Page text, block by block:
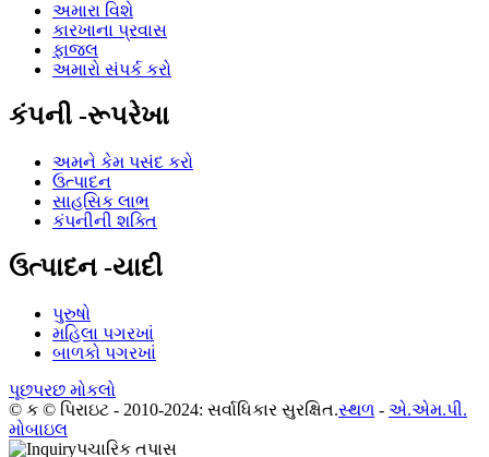
અમારા વિશે
કારખાના પ્રવાસ
ફાજલ
અમારો સંપર્ક કરો
કંપની -રૂપરેખા
અમને કેમ પસંદ કરો
ઉત્પાદન
સાહસિક લાભ
કંપનીની શક્તિ
ઉત્પાદન -યાદી
પુરુષો
મહિલા પગરખાં
બાળકો પગરખાં
પૂછપરછ મોકલો
© ક © પિરાઇટ - 2010-2024: સર્વાધિકાર સુરક્ષિત.સ્થળ - એ.એમ.પી.
મોબાઇલ